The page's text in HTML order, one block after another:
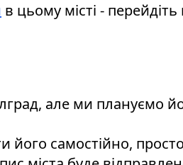
в цьому місті -
але ми плануємо
самостійно,